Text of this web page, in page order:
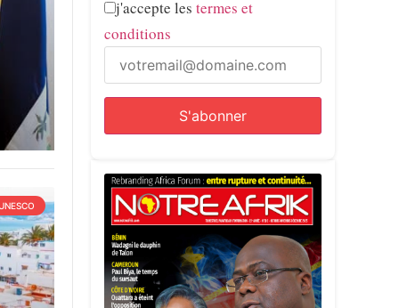
j'accepte les termes et
conditions